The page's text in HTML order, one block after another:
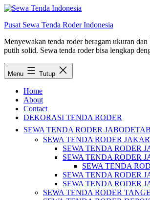
Lewati
konten
Pusat Sewa Tenda Roder Indonesia
Menyewakan tenda roder beragam ukuran
putih solid. Sewa tenda roder bisa lengkap
Menu Tutup
Home
About
Contact
DEKORASI TENDA RODER
SEWA TENDA RODER
SEWA TENDA RODER
SEWA TENDA RODER
SEWA TENDA RODER
SEWA TENDA
SEWA TENDA RODER
SEWA TENDA RODER
SEWA TENDA RODER